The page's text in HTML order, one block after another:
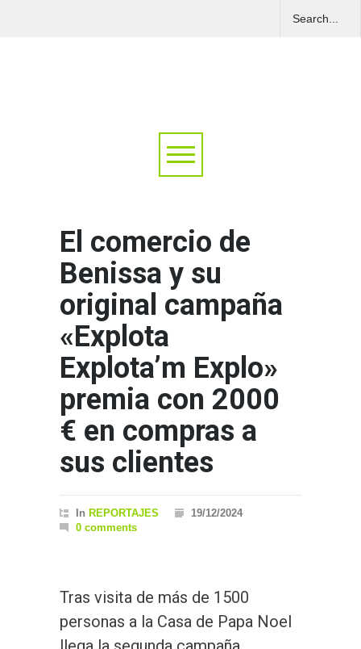
El comercio de
Benissa y su
original campaña
«Explota
Explota’m Explo»
premia con 2000
€ en compras a
sus clientes
In REPORTAJES
19/12/2024
0 comments
Tras visita de más de 1500
personas a la Casa de Papa Noel